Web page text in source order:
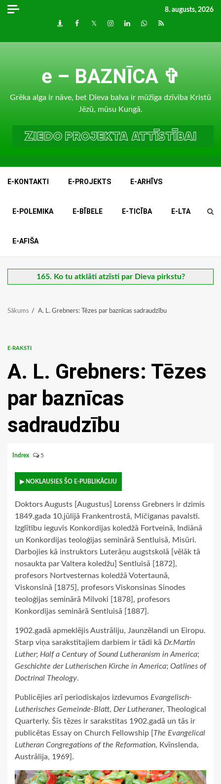
Skip
8. augusts, 2026
DraugiemFacebook
TwitterInstagram
LinkedInwhatsapp
RSS
e – BAZNĪCA ✞
Grēka alga ir nāve, bet Dieva balva ir mūžīga dzīvība Kristū
Jēzū, mūsu Kungā.
E-KONTAKTI E-PROJEKTS E-ARHĪVS
E-POLEMIKA E-BĪBELE E-TICĪBA E-LTA
E-AFIŠA
165. Ko tu atklāti atzīsti par Dieva pirkstu?
Sākums A. L. Grebners: Tēzes par baznīcas sadraudzību
E-RAKSTI
A. L. Grebners: Tēzes
par baznīcas
sadraudzību
Indrex 5
▶ NOKLAUSIES ŠO E-PUBLIKĀCIJU
Doktors Augusts [Augustus] Lorenss Grebners ir dzimis
1849.gada 10.jūlijā Frankentrostā, Mičiganas pavalstī.
Izglītību ieguvis Konkordijas koledžā Fortveinā, Indiānā
un Konkordijas teoloģijas seminārā Sentluisā, Misūri.
Darbojies kā instruktors Luterāņu augstskolā [vēlāk tā
nosaukta par Valtera koledžu] Sentluisā [1872],
profesors Nortvesternas koledžā Votertaunā,
Viskonsinā [1875], profesors Viskonsinas Sinodes
teoloģijas seminārā Milvoki [1878], profesors
Konkordijas seminārā Sentluisā [1887].
1902.gadā apmeklējis Austrāliju, Jaunzēlandi un Eiropu.
Starp viņa sarakstītajiem darbiem ir tādi kā Dr.Martin
Luther; Half a Century of Sound Lutheranism in America;
Geschichte der Lutherischen Kirche in America; Oatlines of
Doctrinal Theology.
Publicējies arī periodiskajos izdevumos Evangelisch-
Lutherisches Gemeinde-Blatt, Der Lutheraner, Theological
Quarterly. Šīs tēzes ir sarakstītas 1902.gadā un tās ir
publicētas Essay on Church Fellowship [ The Evangelical
Lutheran Congregations of the Reformation, Kvīnslenda,
Austrālija, 1969].